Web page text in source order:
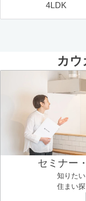
4LDK
カ
セミナー
知りた
住まい